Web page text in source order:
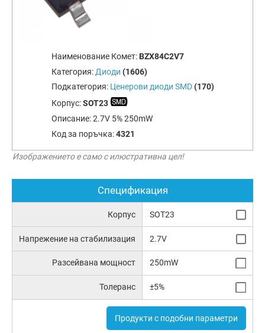
Наименование Комет: BZX84C2V7
Категория: Диоди (1606)
Подкатегория: Ценерови диоди SMD (170)
Корпус:SOT23
Описание:2.7V 5% 250mW
Код за поръчка:4321
Изображението е само с илюстративна цел!
Спецификация
Корпус SOT23
Напрежение на стабилизация 2.7V
Разсейвана мощност 250mW
Толеранс ±5%
Продукти с подобни параметри